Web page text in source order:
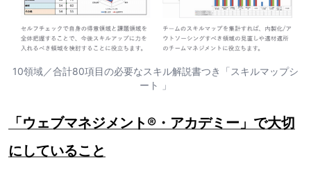
10領域／合計80項目の必要なスキル解説書つき「スキルマップシ
ート 」
「ウェブマネジメント®・アカデミー」で大切
にしていること